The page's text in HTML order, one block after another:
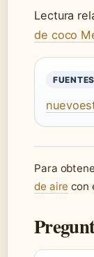
Lectura
de coco
Para
de aire con